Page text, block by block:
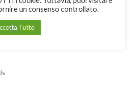
un consenso controllato.
Tutto